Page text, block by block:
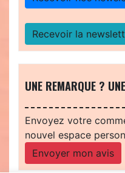
Recevoir la
UNE REMARQUE ?
Envoyez votre
nouvel espace
Envoyer mon avis